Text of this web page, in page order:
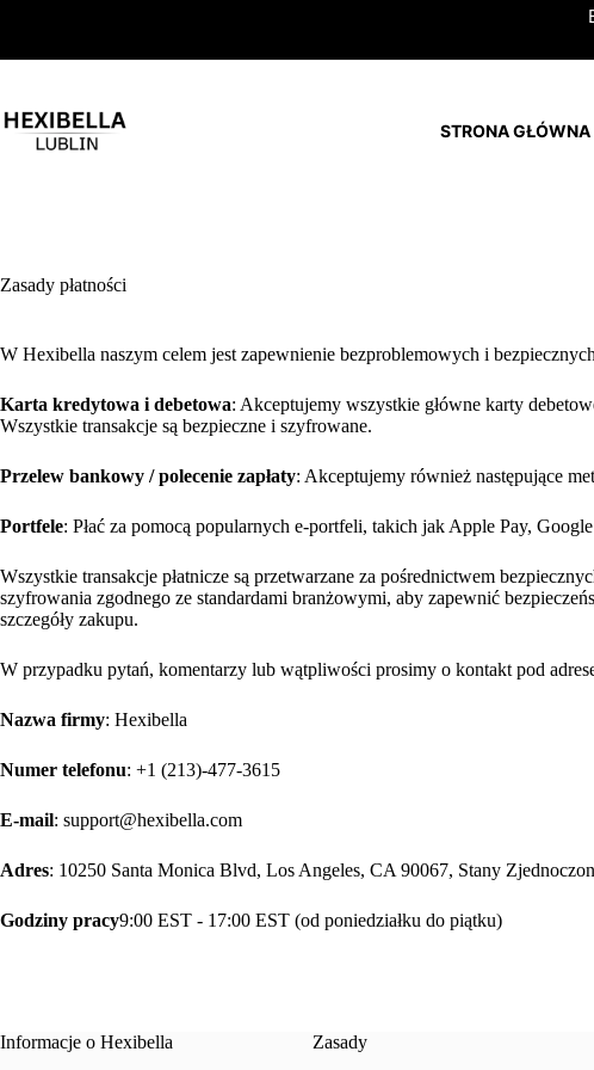
STRONA GŁÓWNA
Zasady płatności
W Hexibella naszym celem jest zapewnienie bezproblemowych i
Karta kredytowa i debetowa: Akceptujemy wszystkie główne karty
Wszystkie transakcje są bezpieczne i szyfrowane.
Przelew bankowy / polecenie zapłaty: Akceptujemy również następujące
Portfele: Płać za pomocą popularnych e-portfeli, takich jak Apple Pay,
Wszystkie transakcje płatnicze są przetwarzane za pośrednictwem
szyfrowania zgodnego ze standardami branżowymi, aby zapewnić
szczegóły zakupu.
W przypadku pytań, komentarzy lub wątpliwości prosimy o kontakt pod
Nazwa firmy: Hexibella
Numer telefonu: +1 (213)-477-3615
E-mail: support@hexibella.com
Adres: 10250 Santa Monica Blvd, Los Angeles, CA 90067, Stany
Godziny pracy9:00 EST - 17:00 EST (od poniedziałku do piątku)
Informacje o Hexibella Zasady